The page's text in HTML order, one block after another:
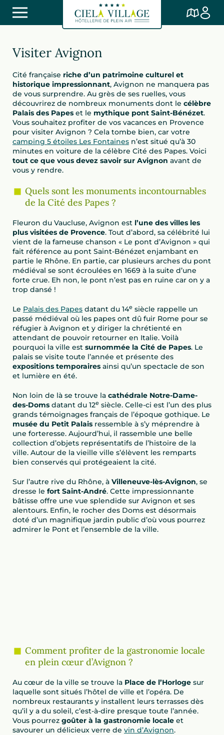
Visiter Avignon
Cité française riche d’un patrimoine culturel et
historique impressionnant, Avignon ne manquera pas
de vous surprendre. Au grès de ses ruelles, vous
découvrirez de nombreux monuments dont le célèbre
Palais des Papes et le mythique pont Saint-Bénézet.
Vous souhaitez profiter de vos vacances en Provence
pour visiter Avignon ? Cela tombe bien, car votre
camping 5 étoiles Les Fontaines n’est situé qu’à 30
minutes en voiture de la célèbre Cité des Papes. Voici
tout ce que vous devez savoir sur Avignon avant de
vous y rendre.
Quels sont les monuments incontournables
de la Cité des Papes ?
Fleuron du Vaucluse, Avignon est l’une des villes les
plus visitées de Provence. Tout d’abord, sa célébrité lui
vient de la fameuse chanson « Le pont d’Avignon » qui
fait référence au pont Saint-Bénézet enjambant en
partie le Rhône. En partie, car plusieurs arches du pont
médiéval se sont écroulées en 1669 à la suite d’une
forte crue. Eh non, le pont n’est pas en ruine car on y a
trop dansé !
Le Palais des Papes datant du 14e siècle rappelle un
passé médiéval où les papes ont dû fuir Rome pour se
réfugier à Avignon et y diriger la chrétienté en
attendant de pouvoir retourner en Italie. Voilà
pourquoi la ville est surnommée la Cité de Papes. Le
palais se visite toute l’année et présente des
expositions temporaires ainsi qu’un spectacle de son
et lumière en été.
Non loin de là se trouve la cathédrale Notre-Dame-
des-Doms datant du 12e siècle. Celle-ci est l’un des plus
grands témoignages français de l’époque gothique. Le
musée du Petit Palais ressemble à s’y méprendre à
une forteresse. Aujourd’hui, il rassemble une belle
collection d’objets représentatifs de l’histoire de la
ville. Autour de la vieille ville s’élèvent les remparts
bien conservés qui protégeaient la cité.
Sur l’autre rive du Rhône, à Villeneuve-lès-Avignon, se
dresse le fort Saint-André. Cette impressionnante
bâtisse offre une vue splendide sur Avignon et ses
alentours. Enfin, le rocher des Doms est désormais
doté d’un magnifique jardin public d’où vous pourrez
admirer le Pont et l’ensemble de la ville.
Comment profiter de la gastronomie locale
en plein cœur d’Avignon ?
Au cœur de la ville se trouve la Place de l’Horloge sur
laquelle sont situés l’hôtel de ville et l’opéra. De
nombreux restaurants y installent leurs terrasses dès
qu’il y a du soleil, c’est-à-dire presque toute l’année.
Vous pourrez goûter à la gastronomie locale et
savourer un délicieux verre de vin d’Avignon.